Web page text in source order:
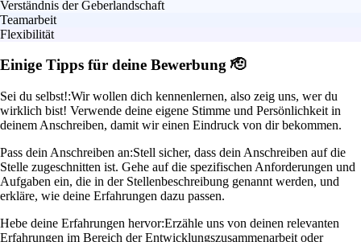
Verständnis der Geberlandschaft
Teamarbeit
Flexibilität
Einige Tipps für deine Bewerbung 🫡
Sei du selbst!:Wir wollen dich kennenlernen, also zeig uns, wer du
wirklich bist! Verwende deine eigene Stimme und Persönlichkeit in
deinem Anschreiben, damit wir einen Eindruck von dir bekommen.
Pass dein Anschreiben an:Stell sicher, dass dein Anschreiben auf die
Stelle zugeschnitten ist. Gehe auf die spezifischen Anforderungen und
Aufgaben ein, die in der Stellenbeschreibung genannt werden, und
erkläre, wie deine Erfahrungen dazu passen.
Hebe deine Erfahrungen hervor:Erzähle uns von deinen relevanten
Erfahrungen im Bereich der Entwicklungszusammenarbeit oder